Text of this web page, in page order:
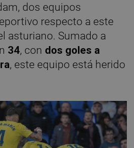
dos equipos
respecto a este
asturiano. Sumado a
34, con dos goles a
, este equipo está herido